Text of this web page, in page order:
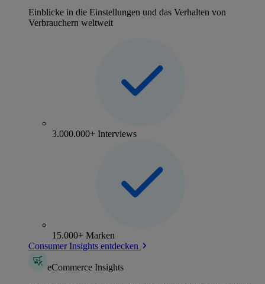
Einblicke in die Einstellungen und das Verhalten von
Verbrauchern weltweit
3.000.000+ Interviews
15.000+ Marken
Consumer Insights entdecken
eCommerce Insights